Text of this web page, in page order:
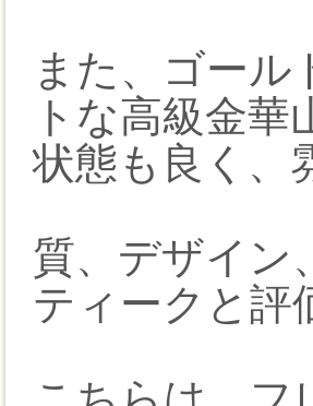
また、ゴー
トな高級金
状態も良く、
質、デザイン
ティークと評